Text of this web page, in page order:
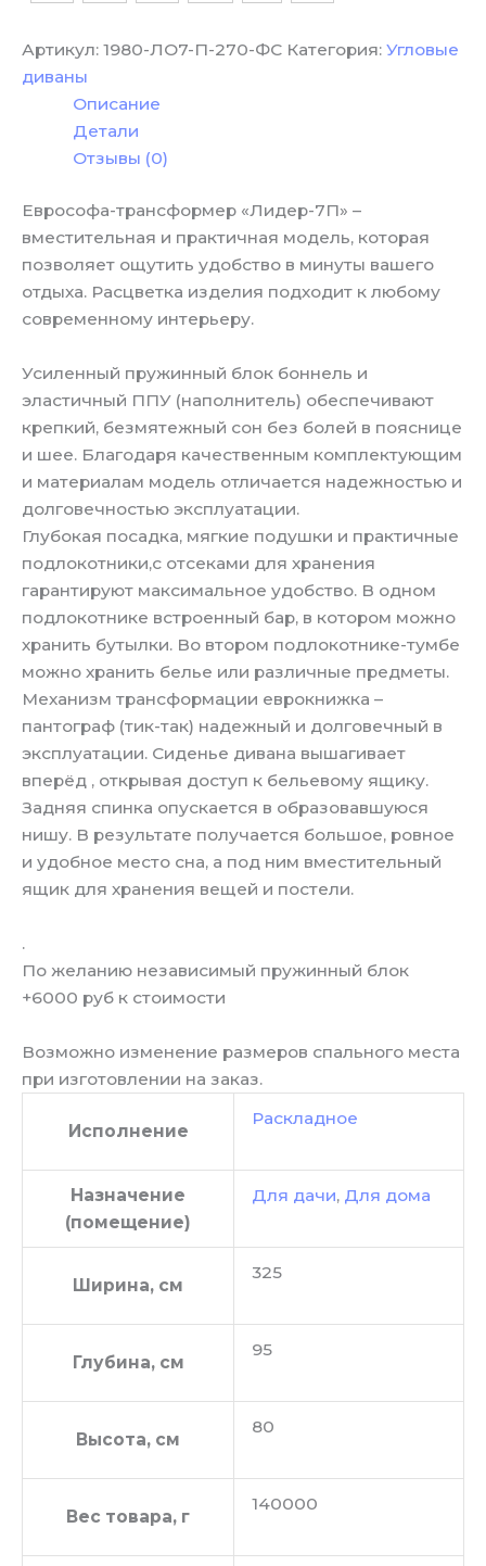
Артикул: 1980-ЛО7-П-270-ФС Категория: Угловые
диваны
Описание
Детали
Отзывы (0)
Еврософа-трансформер «Лидер-7П» –
вместительная и практичная модель, которая
позволяет ощутить удобство в минуты вашего
отдыха. Расцветка изделия подходит к любому
современному интерьеру.
Усиленный пружинный блок боннель и
эластичный ППУ (наполнитель) обеспечивают
крепкий, безмятежный сон без болей в пояснице
и шее. Благодаря качественным комплектующим
и материалам модель отличается надежностью и
долговечностью эксплуатации.
Глубокая посадка, мягкие подушки и практичные
подлокотники,с отсеками для хранения
гарантируют максимальное удобство. В одном
подлокотнике встроенный бар, в котором можно
хранить бутылки. Во втором подлокотнике-тумбе
можно хранить белье или различные предметы.
Механизм трансформации еврокнижка –
пантограф (тик-так) надежный и долговечный в
эксплуатации. Сиденье дивана вышагивает
вперёд , открывая доступ к бельевому ящику.
Задняя спинка опускается в образовавшуюся
нишу. В результате получается большое, ровное
и удобное место сна, а под ним вместительный
ящик для хранения вещей и постели.
.
По желанию независимый пружинный блок
+6000 руб к стоимости
Возможно изменение размеров спального места
при изготовлении на заказ.
Исполнение
Раскладное
Назначение
(помещение)
Для дачи, Для дома
Ширина, см
325
Глубина, см
95
Высота, см
80
Вес товара, г
140000